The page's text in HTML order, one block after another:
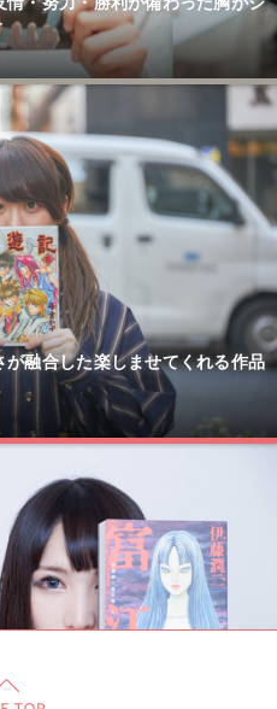
が融合した楽しませてくれる作品
いい」。カリスマコスレイヤー